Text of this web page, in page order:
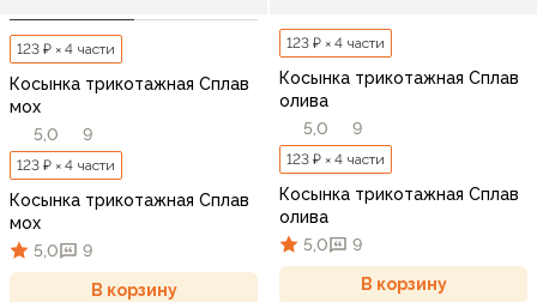
123 ₽ × 4 части
Косынка трикотажная Сплав
мох
5,0
9
123 ₽ × 4 части
Косынка трикотажная Сплав
мох
5,0
9
В корзину
123 ₽ × 4 части
Косынка трикотажная Сплав
олива
5,0
9
123 ₽ × 4 части
Косынка трикотажная Сплав
олива
5,0
9
В корзину